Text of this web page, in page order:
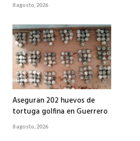
8 agosto, 2026
Aseguran 202 huevos de
tortuga golfina en Guerrero
8 agosto, 2026